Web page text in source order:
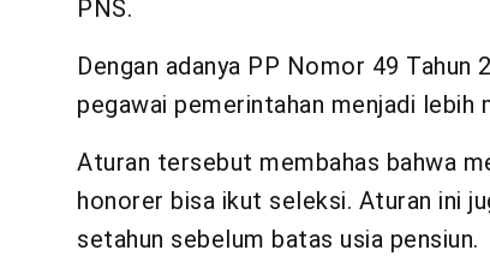
PNS.
Dengan adanya PP Nomor 49
pegawai pemerintahan menjadi lebih
Aturan tersebut membahas bahwa
honorer bisa ikut seleksi. Aturan ini
setahun sebelum batas usia pensiun.